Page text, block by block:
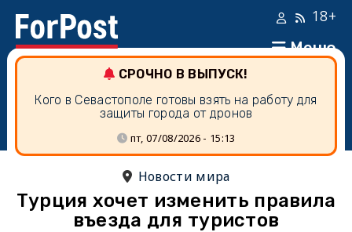
Меню
18+
СРОЧНО В ВЫПУСК!
Кого в Севастополе готовы взять на работу для
защиты города от дронов
пт, 07/08/2026 - 15:13
Новости мира
Турция хочет изменить правила
въезда для туристов